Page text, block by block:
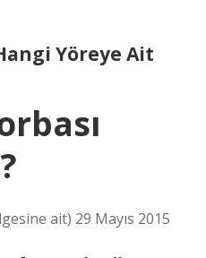
Yöreye Ait
ait) 29 Mayıs 2015